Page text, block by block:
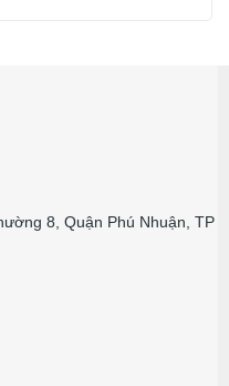
8, Quận Phú Nhuận, TP